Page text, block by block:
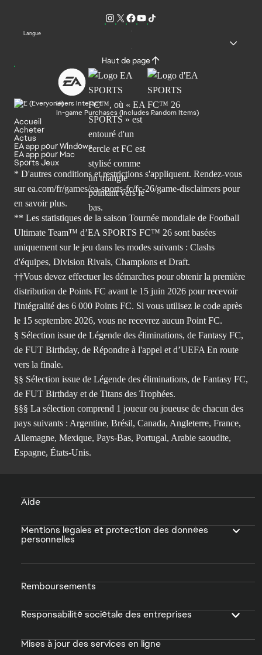
Langue
Haut de page
Users Interact
In-game Purchases (Includes Random Items)
Accueil
Acheter
Actus
EA app pour Windows
EA app pour Mac
Sports Jeux
* D'autres conditions et restrictions s'appliquent. Rendez-vous
sur ea.com/fr/games/ea-sports-fc/fc-26/game-disclaimers pour
en savoir plus.
** Les statistiques de la saison Tournée mondiale de Football
Ultimate Team™ d’EA SPORTS FC™ 26 sont basées
uniquement sur le jeu dans les modes suivants : Clashs
d'équipes, Division Rivals, Champions et Draft.
††Vous devez effectuer les démarches pour obtenir la première
distribution de Points FC avant le 15 juin 2026 pour recevoir
l'intégralité des 6 000 Points FC. Si vous utilisez le code après
le 15 septembre 2026, vous ne recevrez aucun Point FC.
§ Sélection issue de Légende des éliminations, de Fantasy FC,
de FUT Birthday, de Répondre à l'appel et d’UEFA En route
vers la finale.
§§ Sélection issue de Légende des éliminations, de Fantasy FC,
de FUT Birthday et de Titans des Trophées.
§§§ La sélection comprend 1 joueur ou joueuse de chacun des
pays suivants : Argentine, Brésil, Canada, Angleterre, France,
Allemagne, Mexique, Pays-Bas, Portugal, Arabie saoudite,
Espagne, États-Unis.
Aide
Mentions légales et protection des données
personnelles
Remboursements
Responsabilité sociétale des entreprises
Mises à jour des services en ligne